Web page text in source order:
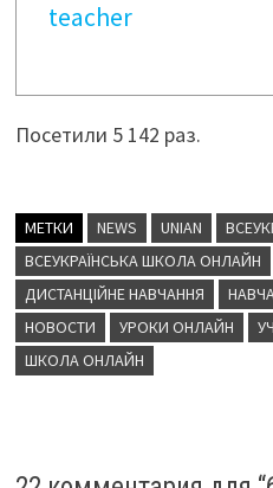
teacher
Посетили 5 142 раз.
МЕТКИ NEWS UNIAN
ВСЕУКРАЇНСЬКА ШКОЛА ОНЛАЙН
ДИСТАНЦІЙНЕ НАВЧАННЯ
НОВОСТИ
УРОКИ ОНЛАЙН
ШКОЛА ОНЛАЙН